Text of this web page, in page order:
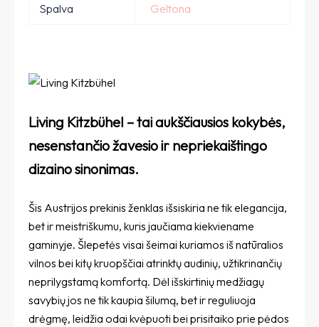
Spalva Geltona
Living Kitzbühel – tai aukščiausios kokybės,
nesenstančio žavesio ir nepriekaištingo
dizaino sinonimas.
Šis Austrijos prekinis ženklas išsiskiria ne tik elegancija,
bet ir meistriškumu, kuris jaučiama kiekviename
gaminyje. Šlepetės visai šeimai kuriamos iš natūralios
vilnos bei kitų kruopščiai atrinktų audinių, užtikrinančių
neprilygstamą komfortą. Dėl išskirtinių medžiagų
savybių jos ne tik kaupia šilumą, bet ir reguliuoja
drėgmę, leidžia odai kvėpuoti bei prisitaiko prie pėdos